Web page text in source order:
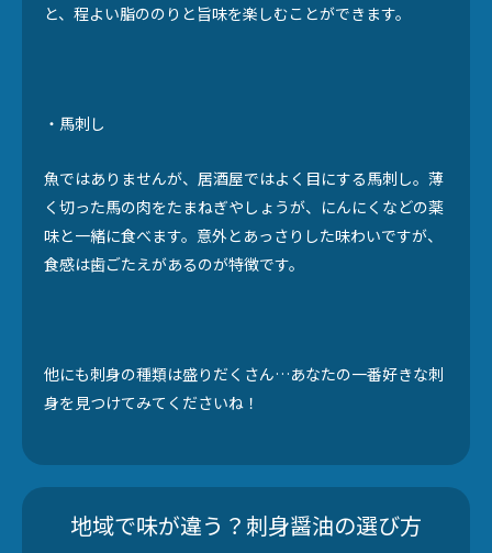
と、程よい脂ののりと旨味を楽しむことができます。
・馬刺し
魚ではありませんが、居酒屋ではよく目にする馬刺し。薄
く切った馬の肉をたまねぎやしょうが、にんにくなどの薬
味と一緒に食べます。意外とあっさりした味わいですが、
食感は歯ごたえがあるのが特徴です。
他にも刺身の種類は盛りだくさん…あなたの一番好きな刺
身を見つけてみてくださいね！
地域で味が違う？刺身醤油の選び方